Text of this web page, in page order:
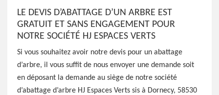
LE DEVIS D’ABATTAGE D’UN ARBRE EST
GRATUIT ET SANS ENGAGEMENT POUR
NOTRE SOCIÉTÉ HJ ESPACES VERTS
Si vous souhaitez avoir notre devis pour un abattage
d’arbre, il vous suffit de nous envoyer une demande soit
en déposant la demande au siège de notre société
d’abattage d’arbre HJ Espaces Verts sis à Dornecy, 58530